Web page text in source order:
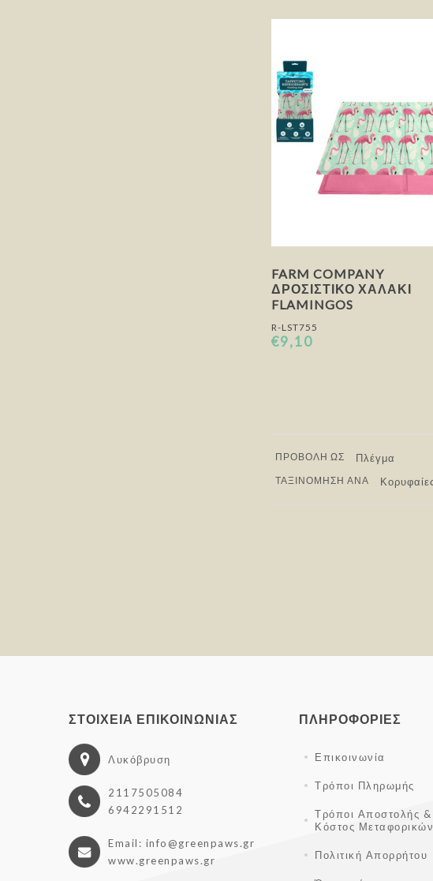
FARM COMPANY
ΔΡΟΣΙΣΤΙΚΌ ΧΑΛΆΚΙ
FLAMINGOS
R-LST755
€9,10
ΠΡΟΒΟΛΉ ΩΣ
ΤΑΞΙΝΌΜΗΣΗ ΑΝΆ
ΣΤΟΙΧΕΊΑ ΕΠΙΚΟΙΝΩΝΊΑΣ
Λυκόβρυση
2117505084
6942291512
Email: info@greenpaws.gr
www.greenpaws.gr
ΠΛΗΡΟΦΟΡΊΕΣ
Επικοινωνία
Τρόποι Πληρωμής
Τρόποι Αποστολής &
Κόστος Μεταφορικών
Πολιτική Απορρήτου